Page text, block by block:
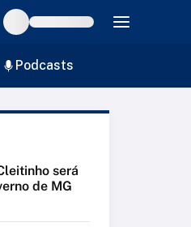
Podcasts
será
de MG